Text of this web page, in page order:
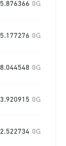
0G
0G
0G
0G
0G